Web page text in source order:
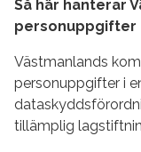
Så här hanterar
personuppgifter
Västmanlands
personuppgifter i
tillämplig